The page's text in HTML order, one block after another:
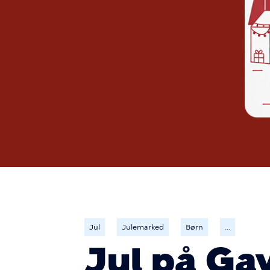
Jul Julemarked Børn ...
Jul på